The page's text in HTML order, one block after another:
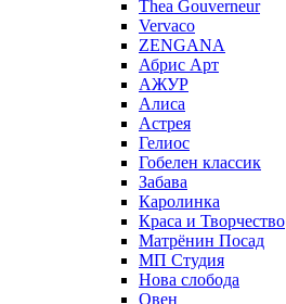
Thea Gouverneur
Vervaco
ZENGANA
Абрис Арт
АЖУР
Алиса
Астрея
Гелиос
Гобелен классик
Забава
Каролинка
Краса и Творчество
Матрёнин Посад
МП Студия
Нова слобода
Овен